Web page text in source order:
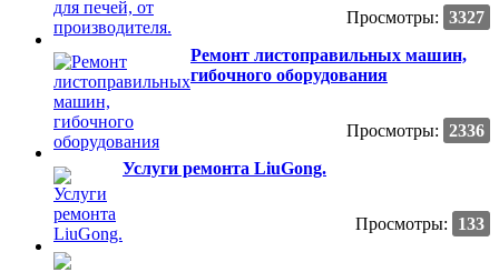
Просмотры: 3327
Ремонт листоправильных машин,
гибочного оборудования
Просмотры: 2336
Услуги ремонта LiuGong.
Просмотры: 133